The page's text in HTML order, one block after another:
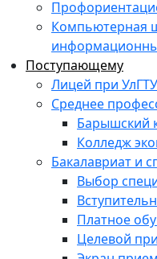
Компьютерная
Поступающему
Лицей при УлГТУ
Среднее
Барышский
Колледж
Бакалавриат и
Выбор
Платное
Целевой